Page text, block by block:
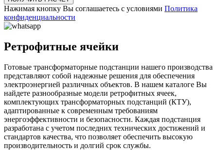
Нажимая кнопку Вы соглашаетесь с условиями Политика
конфиденциальности
Ретрофитные ячейки
Готовые трансформаторные подстанции нашего производства
представляют собой надежные решения для обеспечения
электроэнергией различных объектов. В нашем каталоге Вы
найдете разнообразные модели ретрофитных ячеек,
комплектующих трансформаторных подстанций (КТУ),
адаптированные к современным требованиям
энергоэффективности и безопасности. Каждая подстанция
разработана с учетом последних технических достижений и
стандартов качества, что позволяет обеспечить высокую
производительность и долгий срок службы.